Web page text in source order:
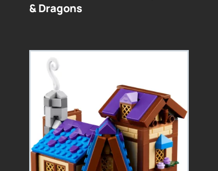
& Dragons